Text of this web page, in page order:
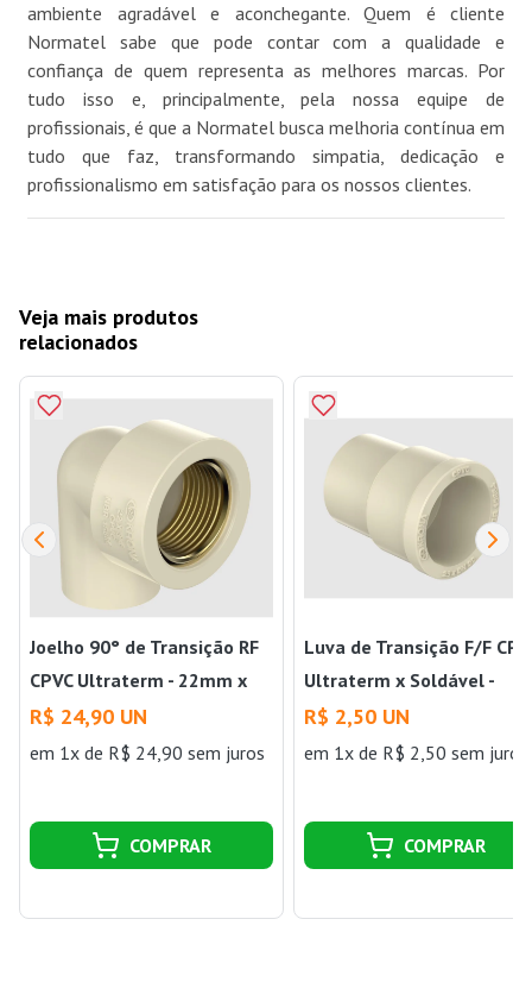
ambiente agradável e aconchegante. Quem é cliente
Normatel sabe que pode contar com a qualidade e
confiança de quem representa as melhores marcas. Por
tudo isso e, principalmente, pela nossa equipe de
profissionais, é que a Normatel busca melhoria contínua em
tudo que faz, transformando simpatia, dedicação e
profissionalismo em satisfação para os nossos clientes.
Veja mais produtos
relacionados
Joelho 90° de Transição RF
CPVC Ultraterm - 22mm x
3/4" Krona
R$ 24,90 UN
em 1x de R$ 24,90 sem juros
COMPRAR
Luva de Transição F/F
Ultraterm x Soldável -
22mm x 25mm Krona
R$ 2,50 UN
em 1x de R$ 2,50 sem juros
COMPRAR